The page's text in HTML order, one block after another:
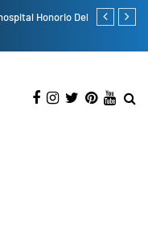
Honorio Delgado
Cambio de